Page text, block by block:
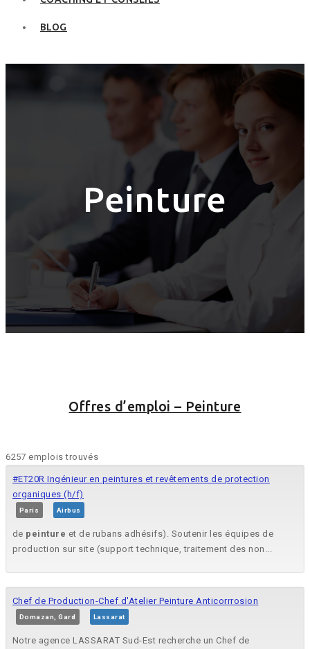
BLOG
Peinture
Offres d’emploi – Peinture
6257 emplois trouvés
#ET20R Ingénieur en peintures et revêtements de protection
organiques (h/f)
Paris Airbus
de peinture et de rubans adhésifs). Soutenir les équipes de
production sur site (support technique, traitement des non...
Chef de Production-Chef d'Atelier Peinture Anticorrrosion
Domazan, Gard Lassarat
Notre agence LASSARAT Sud-Est recherche un Chef de